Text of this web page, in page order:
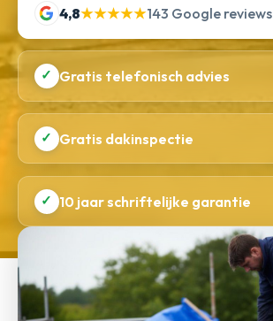
4,8★★★★★143 Google reviews
✓ Gratis telefonisch advies
✓ Gratis dakinspectie
✓ 10 jaar schriftelijke garantie